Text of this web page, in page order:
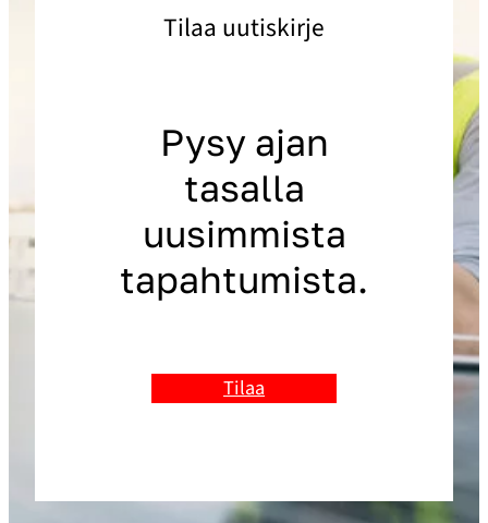
Tilaa uutiskirje
Pysy ajan
tasalla
uusimmista
tapahtumista.
Tilaa